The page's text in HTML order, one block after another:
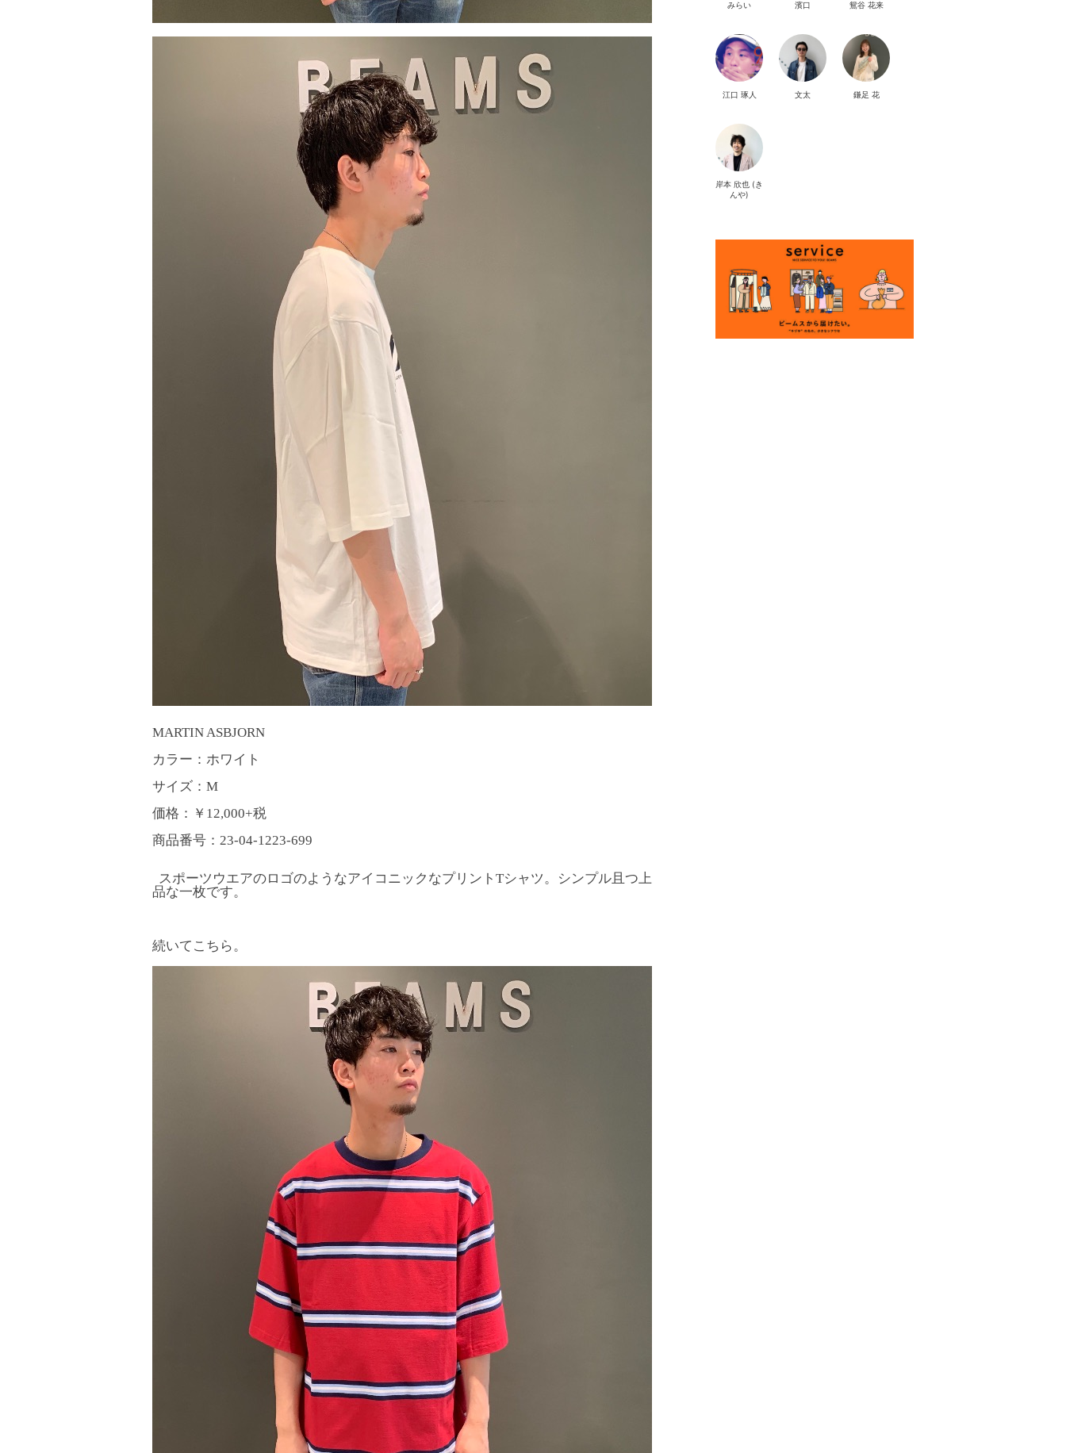
MARTIN ASBJORN
カラー：ホワイト
サイズ：M
価格：￥12,000+税
商品番号：23-04-1223-699
スポーツウエアのロゴのようなアイコニックなプリントTシャツ。シンプル且つ上
品な一枚です。
続いてこちら。
みらい 濱口 鴛谷 花来
江口 琢人 文太 鎌足 花
岸本 欣也 (き
んや)